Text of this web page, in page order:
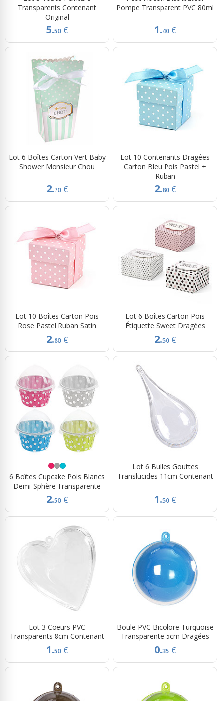
Transparents Contenant
Original
5.50 €
Pompe Transparent PVC 80ml
1.40 €
Lot 6 Boîtes Carton Vert Baby
Shower Monsieur Chou
2.70 €
Lot 10 Contenants Dragées
Carton Bleu Pois Pastel +
Ruban
2.80 €
Lot 10 Boîtes Carton Pois
Rose Pastel Ruban Satin
2.80 €
Lot 6 Boîtes Carton Pois
Étiquette Sweet Dragées
2.50 €
6 Boîtes Cupcake Pois Blancs
Demi-Sphère Transparente
2.50 €
Lot 6 Bulles Gouttes
Translucides 11cm Contenant
1.50 €
Lot 3 Coeurs PVC
Transparents 8cm Contenant
1.50 €
Boule PVC Bicolore Turquoise
Transparente 5cm Dragées
0.35 €